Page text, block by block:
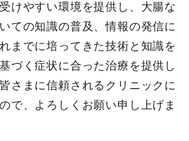
けやすい環境を提供し、大腸な
ての知識の普及、情報の発信に
までに培ってきた技術と知識を
づく症状に合った治療を提供し
さまに信頼されるクリニックに
で、よろしくお願い申し上げま